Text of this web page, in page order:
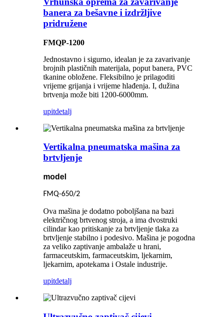
banera za bešavne i izdržljive
pridružene
FMQP-1200
Jednostavno i sigurno, idealan je za zavarivanje
brojnih plastičnih materijala, poput banera, PVC
tkanine obložene. Fleksibilno je prilagoditi
vrijeme grijanja i vrijeme hlađenja. I, dužina
brtvenja može biti 1200-6000mm.
upitdetalj
Vertikalna pneumatska mašina za
brtvljenje
model
FMQ-650/2
Ova mašina je dodatno poboljšana na bazi
električnog brtvenog stroja, a ima dvostruki
cilindar kao pritiskanje za brtvljenje tlaka za
brtvljenje stabilno i podesivo. Mašina je pogodna
za veliko zaptivanje ambalaže u hrani,
farmaceutskim, farmaceutskim, ljekarnim,
ljekarnim, apotekama i Ostale industrije.
upitdetalj